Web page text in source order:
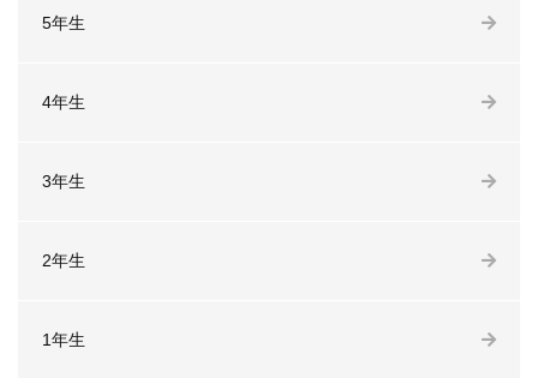
5年生
4年生
3年生
2年生
1年生